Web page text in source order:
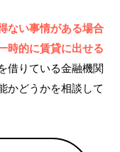
ない事情がある場合
時的に賃貸に出せる
借りている金融機関
かどうかを相談して